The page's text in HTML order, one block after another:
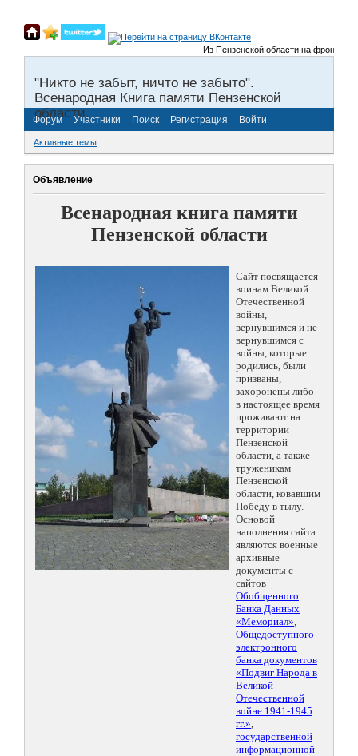
Из Пензенской области на фронты
"Никто не забыт, ничто не забыто".
Всенародная Книга памяти Пензенской
области.
Форум Участники Поиск Регистрация Войти
Активные темы
Объявление
Всенародная книга памяти
Пензенской области
Сайт посвящается
воинам Великой
Отечественной
войны,
вернувшимся и не
вернувшимся с
войны, которые
родились, были
призваны,
захоронены либо
в настоящее время
проживают на
территории
Пензенской
области, а также
труженикам
Пензенской
области, ковавшим
Победу в тылу.
Основой
наполнения сайта
являются военные
архивные
документы с
сайтов
Обобщенного
Банка Данных
«Мемориал»,
Общедоступного
электронного
банка документов
«Подвиг Народа в
Великой
Отечественной
войне 1941-1945
гг.»,
государственной
информационной